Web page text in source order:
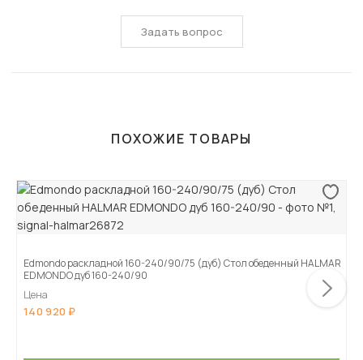
Задать вопрос
ПОХОЖИЕ ТОВАРЫ
Edmondo раскладной 160-240/90/75 (дуб) Стол обеденный HALMAR
EDMONDO дуб 160-240/90
Цена
140 920